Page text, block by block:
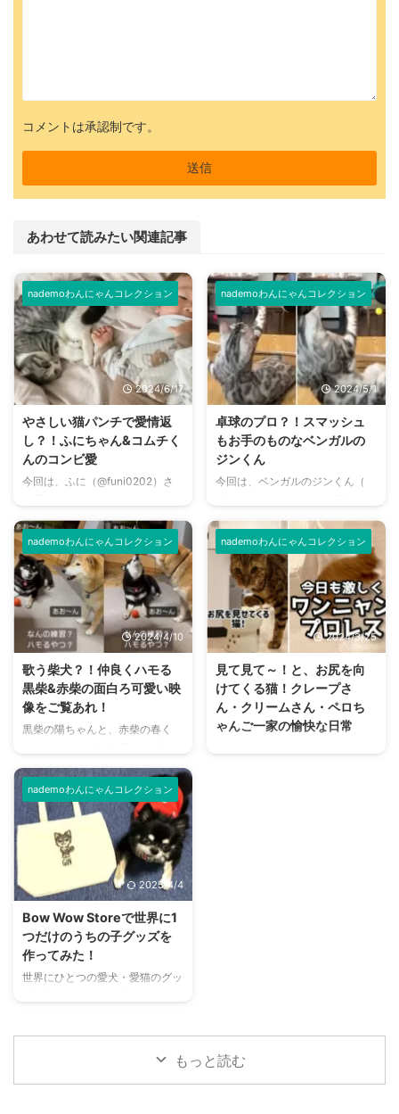
コメントは承認制です。
あわせて読みたい関連記事
nademoわんにゃんコレクション
2024/6/17
やさしい猫パンチで愛情返
し？！ふにちゃん&コムチく
んのコンビ愛
今回は、ふに（@funi0202）さ
ご紹介します。 やさしいお姉ち
ゃんぶりが、とてもキュートなふ
にちゃん。 ふにちゃん大好き！
なコムチくんとの微笑ましい様子
が、ほっこりとさせてくれます。
見ていて顔がほころぶ…そんなモ
フムチコンビの日常の様子を、ぜ
ひご覧ください！ ふにちゃんの
投稿はこちら この投稿を
Instagramで見る ふに
(@funi0202)がシェアした投稿 ま
ずは、こちらをご覧ください。
ふにちゃんにむぎゅっっーと顔を
は、穏やかにしてい ...
nademoわんにゃんコレクション
2024/5/1
卓球のプロ？！スマッシュ
もお手のものなベンガルの
ジンくん
今回は、ベンガルのジンくん（
クロバットな動きが人気のジンく
ん。 やんちゃで元気いっぱい遊
ぶ様子を、ぜひ楽しんでいってく
ださいね！ ジンくんの投稿はこ
ちら まずは、こちらをご覧くだ
さい！ この投稿をInstagramで見
る ベンガルのジンくん
(@jin_bengal_boy)がシェアした
ン玉を打つと、どこからともなく
ジンくんが登場！ 素手で上手に
ピンポン玉を打ち返します……
が、思わぬ方向に飛ばしてしま
nademoわんにゃんコレクション
2024/4/10
歌う柴犬？！仲良くハモる
黒柴&赤柴の面白ろ可愛い映
像をご覧あれ！
黒柴の陽ちゃんと、赤柴の春く
ファミリー、実はテレビでも話題
になった子たちなのです！ 今日
はそんな陽ちゃんと春くんの日常
をご紹介します。 陽ちゃん&春く
んの投稿はこちら まずは、こち
らの動画をどうぞ！ この投稿を
Instagramで見る 黒柴 陽(よう)と
赤柴 春(はる)(@akemi_otsuka_)
がシェアした投稿 まるでハーモ
ニーを奏でるかのように、突然歌
い出す2匹の柴犬たち。 息ぴった
りで、とても美声です。 このと
きたまたま……ということではな
nademoわんにゃんコレクション
2024/3/25
見て見て～！と、お尻を向
けてくる猫！クレープさ
ん・クリームさん・ペロち
ゃんご一家の愉快な日常
けてきます！ ...
nademoわんにゃんコレクション
2025/4/4
Bow Wow Storeで世界に1
つだけのうちの子グッズを
作ってみた！
世界にひとつの愛犬・愛猫のグッ
ズに描き下ろしてくれるオーダー
メイドショップです。 今回は筆
もっと読む